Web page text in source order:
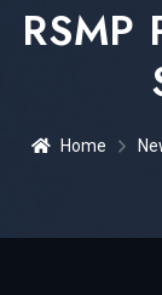
RSMP
Home